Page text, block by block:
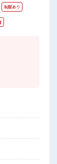
制服あり